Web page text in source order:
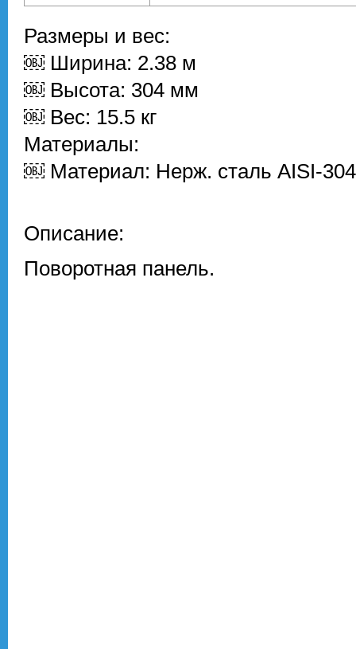
Размеры и вес:
￼ Ширина: 2.38 м
￼ Высота: 304 мм
￼ Вес: 15.5 кг
Материалы:
￼ Материал: Нерж. сталь AISI-304
Описание:
Поворотная панель.